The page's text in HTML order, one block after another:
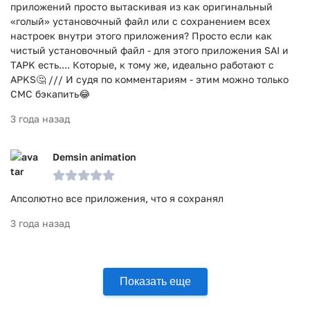
приложений просто вытаскивая из как оригинальный
«голый» установочный файл или с сохранением всех
настроек внутри этого приложения? Просто если как
чистый установочный файл - для этого приложения SAI и
TAPK есть.... Которые, к тому же, идеально работают с
APKS🤔 /// И судя по комментариям - этим можно только
СМС бэкапить😂
3 года назад
Demsin animation
Апсолютно все приложения, что я сохранял
3 года назад
Показать еще